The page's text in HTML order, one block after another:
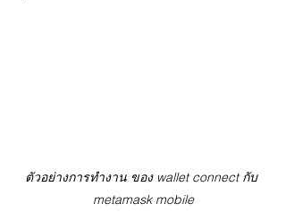
ตัวอย่างการทำงาน ของ wallet connect กับ
metamask mobile